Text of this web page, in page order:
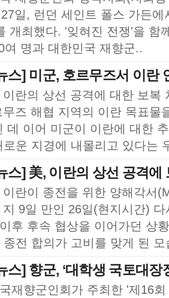
일, 런던 세인트 폴스 가든에
개최했다. '잊혀진 전쟁'을 함
여 명과 대한민국 재향군..
스] 미군, 호르무즈서 이란
이란의 상선 공격에 대한 보복
무즈 해협 지역의 이란 목표물
데 이어 미군이 이란에 대한
운 지경에 내몰리고 있다는
스] 美, 이란의 상선 공격
이란이 종전을 위한 양해각서
지 9일 만인 26일(현지시간)
후 후속 협상을 이어가던 상
종전 합의가 고비를 맞게 된
스] 향군, ‘대학생 국토대장
재향군인회가 주최한 '제16